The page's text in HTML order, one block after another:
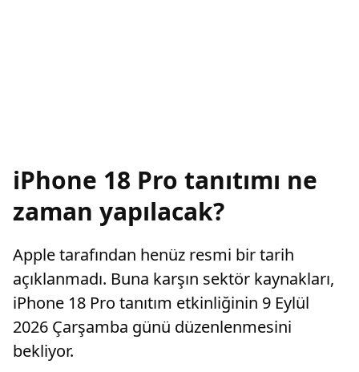
iPhone 18 Pro tanıtımı ne
zaman yapılacak?
Apple tarafından henüz resmi bir tarih
açıklanmadı. Buna karşın sektör kaynakları,
iPhone 18 Pro tanıtım etkinliğinin 9 Eylül
2026 Çarşamba günü düzenlenmesini
bekliyor.